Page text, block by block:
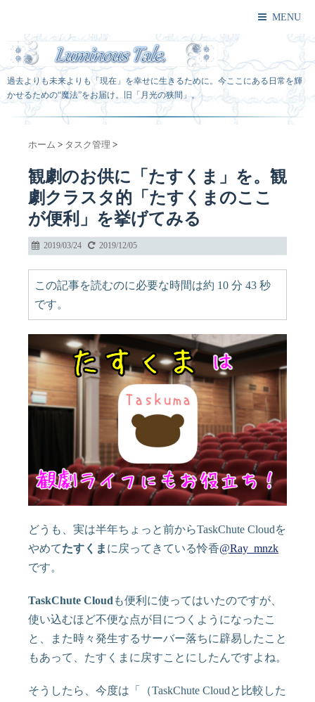
MENU
過去よりも未来よりも「現在」を幸せに生きるために。今ここにある日常を輝
かせるための“魔法”をお届け。旧「月光の狭間」。
ホーム > タスク管理 >
観劇のお供に「たすくま」を。観
劇クラスタ的「たすくまのここ
が便利」を挙げてみる
2019/03/24 2019/12/05
この記事を読むのに必要な時間は約 10 分 43 秒
です。
どうも、実は半年ちょっと前からTaskChute Cloudを
やめてたすくま に戻ってきている怜香@Ray_mnzk
です。
TaskChute Cloud も便利に使ってはいたのですが、
使い込むほど不便な点が目につくようになったこ
と、また時々発生するサーバー落ちに辟易したこと
もあって、たすくまに戻すことにしたんですよね。
そうしたら、今度は「（TaskChute Cloudと比較した